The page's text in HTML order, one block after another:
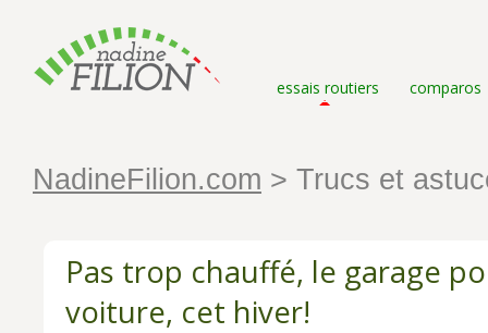
essais routiers comparos
NadineFilion.com > Trucs et
Pas trop chauffé, le garage
voiture, cet hiver!